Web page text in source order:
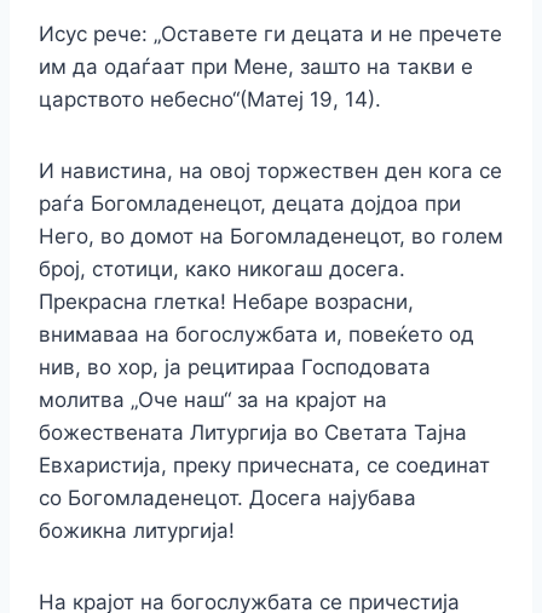
Исус рече: „Оставете ги децата и не пречете
им да одаѓаат при Мене, зашто на такви е
царството небесно“(Матеј 19, 14).
И навистина, на овој торжествен ден кога се
раѓа Богомладенецот, децата дојдоа при
Него, во домот на Богомладенецот, во голем
број, стотици, како никогаш досега.
Прекрасна глетка! Небаре возрасни,
внимаваа на богослужбата и, повеќето од
нив, во хор, ја рецитираа Господовата
молитва „Оче наш“ за на крајот на
божествената Литургија во Светата Тајна
Евхаристија, преку причесната, се соединат
со Богомладенецот. Досега најубава
божикна литургија!
На крајот на богослужбата се причестија